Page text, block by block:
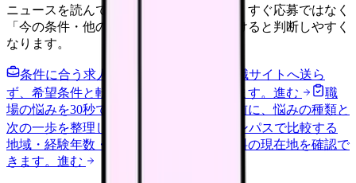
ニュースを読んで不安が強くなった時は、すぐ応募ではなく
「今の条件・他の選択肢・相談先」を分けると判断しやすく
なります。
条件に合う求人通知を受け取る
外部転職サイトへ送ら
ず、希望条件と転職時期を自社で預かります。 進む
職
場の悩みを30秒で診断
辞めるべきか迷う前に、悩みの種類と
次の一歩を整理します。
給料コンパスで比較する
地域・経験年数・施設形態から、今の給料の現在地を確認で
きます。 進む